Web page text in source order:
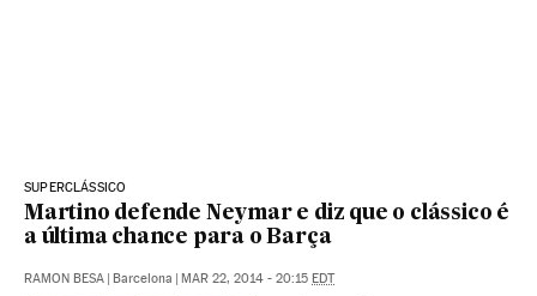
SUPERCLÁSSICO
Martino defende Neymar e diz que o clássico é
a última chance para o Barça
RAMON BESA | Barcelona | MAR 22, 2014 - 20:15 EDT